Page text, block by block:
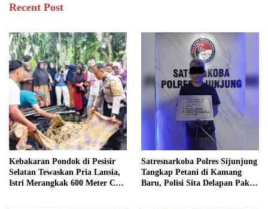
Recent Post
Kebakaran Pondok di Pesisir
Selatan Tewaskan Pria Lansia,
Istri Merangkak 600 Meter Cari
Satresnarkoba Polres Sijunjung
Tangkap Petani di Kamang
Baru, Polisi Sita Delapan Paket